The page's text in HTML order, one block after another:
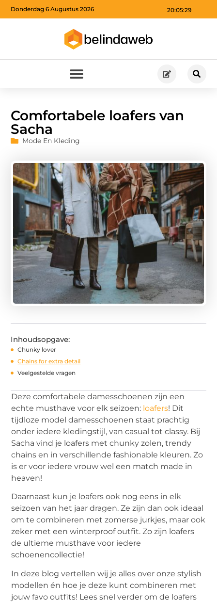
20:05:31
Donderdag 6 Augustus 2026
Comfortabele loafers van
Sacha
Mode En Kleding
Inhoudsopgave:
Chunky lover
Chains for extra detail
Veelgestelde vragen
Deze comfortabele damesschoenen zijn een
echte musthave voor elk seizoen: loafers! Dit
tijdloze model damesschoenen staat prachtig
onder iedere kledingstijl, van casual tot classy. Bij
Sacha vind je loafers met chunky zolen, trendy
chains en in verschillende fashionable kleuren. Zo
is er voor iedere vrouw wel een match made in
heaven!
Daarnaast kun je loafers ook nog eens in elk
seizoen van het jaar dragen. Ze zijn dan ook ideaal
om te combineren met zomerse jurkjes, maar ook
zeker met een winterproof outfit. Zo zijn loafers
de ultieme musthave voor iedere
schoenencollectie!
In deze blog vertellen wij je alles over onze stylish
modellen én hoe je deze kunt combineren met
jouw favo outfits! Lees snel verder om de loafers